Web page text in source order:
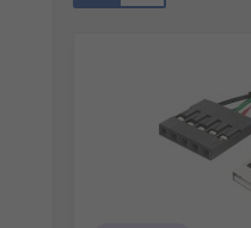
れています。それらには
けてのArduinoの人気商品
接続するための、Arduino
ドアクセサリ